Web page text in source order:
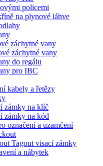
policemi
na plynové láhve
záchytné vany
záchytné vany
do regálu
pro IBC
kabely a řetězy
zámky na klíč
zámky na kód
označení a uzamčení
Tagout visací zámky
a nábytek